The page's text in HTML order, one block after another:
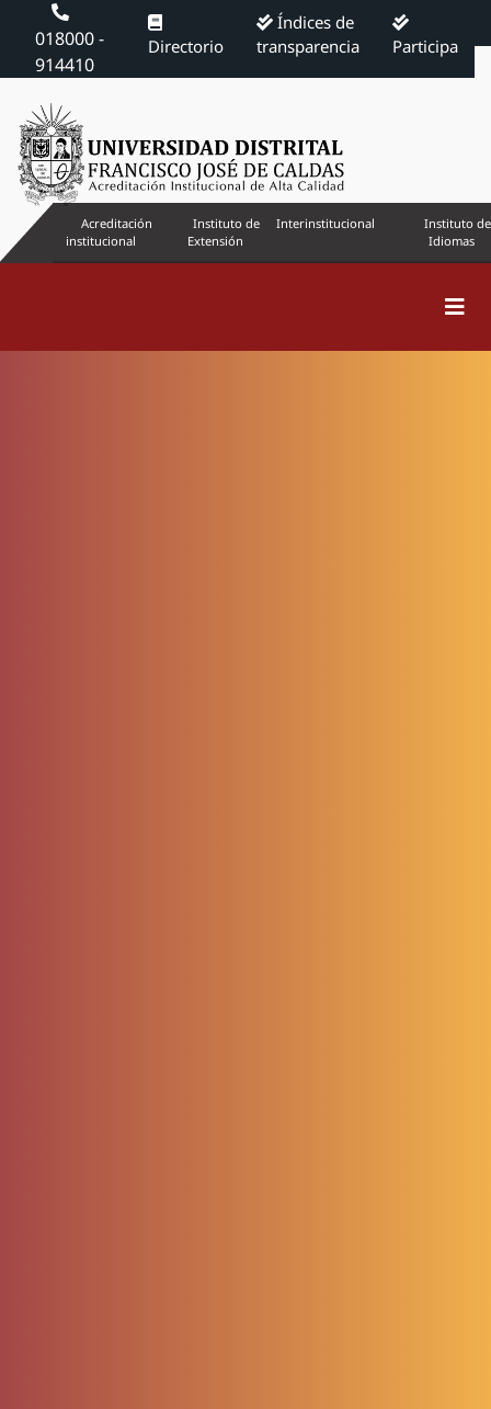
018000 -
914410
Directorio
Índices de
transparencia
Participa
Acreditación
institucional
Instituto de
Extensión
Interinstitucional
Instituto de
Idiomas